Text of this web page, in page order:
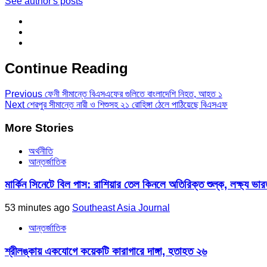
Continue Reading
Previous ফেনী সীমান্তে বিএসএফের গুলিতে বাংলাদেশি নিহত, আহত ১
Nextশেরপুর সীমান্তে নারী ও শিশুসহ ২১ রোহিঙ্গা ঠেলে পাঠিয়েছে বিএসএফ
More Stories
অর্থনীতি
আন্তর্জাতিক
মার্কিন সিনেটে বিল পাস: রাশিয়ার তেল কিনলে অতিরিক্ত শুল্ক, লক্ষ্য
53 minutes ago Southeast Asia Journal
আন্তর্জাতিক
শ্রীলঙ্কায় একযোগে কয়েকটি কারাগারে দাঙ্গা, হতাহত ২৬